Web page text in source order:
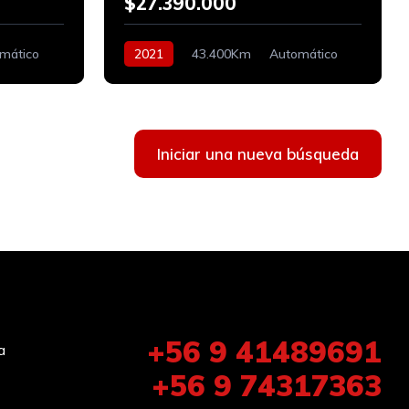
2021 43.400Km
Automático
Iniciar una nueva búsqueda
+56 9 41489691
+56 9 74317363